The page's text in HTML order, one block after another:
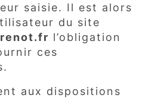
saisie. Il est alors
du site
l’obligation
ces
aux dispositions